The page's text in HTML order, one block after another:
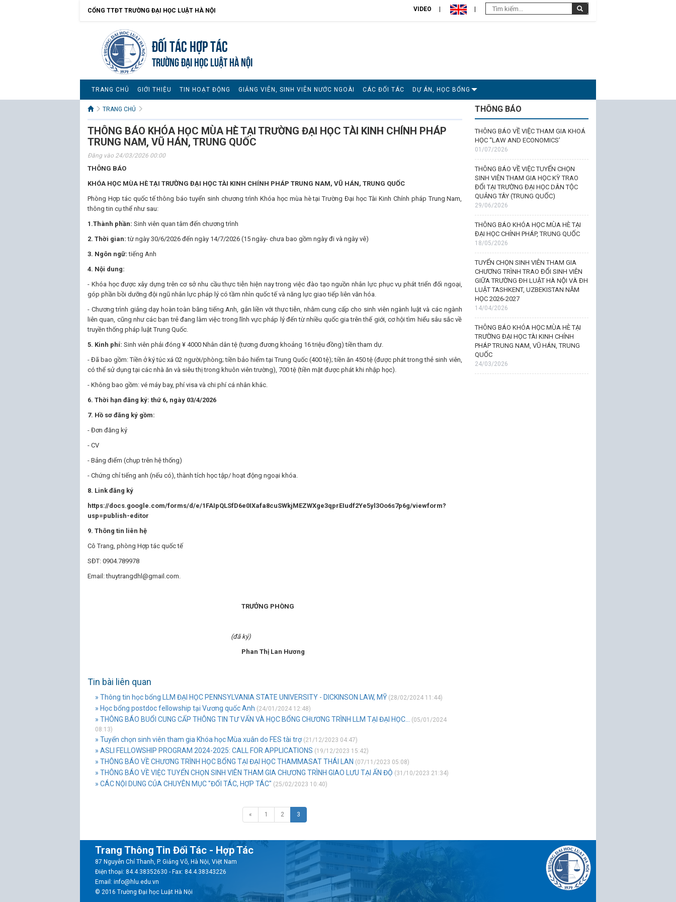
CỔNG TTĐT TRƯỜNG ĐẠI HỌC LUẬT HÀ NỘI VIDEO
Đối tác hợp tác
TRƯỜNG ĐẠI HỌC LUẬT HÀ NỘI
TRANG CHỦ GIỚI THIỆU TIN HOẠT ĐỘNG GIẢNG VIÊN, SINH VIÊN NƯỚC NGOÀI CÁC ĐỐI TÁC DỰ ÁN, HỌC BỔNG
TRANG CHỦ
THÔNG BÁO KHÓA HỌC MÙA HÈ TẠI TRƯỜNG ĐẠI HỌC TÀI KINH CHÍNH PHÁP
TRUNG NAM, VŨ HÁN, TRUNG QUỐC
Đăng vào 24/03/2026 00:00
THÔNG BÁO
KHÓA HỌC MÙA HÈ TẠI TRƯỜNG ĐẠI HỌC TÀI KINH CHÍNH PHÁP TRUNG NAM, VŨ HÁN, TRUNG QUỐC
Phòng Hợp tác quốc tế thông báo tuyển sinh chương trình Khóa học mùa hè tại Trường Đại học Tài Kinh Chính pháp Trung Nam,
thông tin cụ thể như sau:
1.Thành phần: Sinh viên quan tâm đến chương trình
2. Thời gian:từ ngày 30/6/2026 đến ngày 14/7/2026 (15 ngày- chưa bao gồm ngày đi và ngày vê)
3. Ngôn ngữ:tiếng Anh
4. Nội dung:
- Khóa học được xây dựng trên cơ sở nhu cầu thực tiễn hiện nay trong việc đào tạo nguồn nhân lực phục vụ phát triển đối ngoại,
góp phần bồi dưỡng đội ngũ nhân lực pháp lý có tầm nhìn quốc tế và năng lực giao tiếp liên văn hóa.
- Chương trình giảng dạy hoàn toàn bằng tiếng Anh, gắn liền với thực tiễn, nhằm cung cấp cho sinh viên ngành luật và các ngành
liên quan, cũng như các bạn trẻ đang làm việc trong lĩnh vực pháp lý đến từ nhiều quốc gia trên thế giới, cơ hội tìm hiểu sâu sắc về
truyền thống pháp luật Trung Quốc.
5. Kinh phí: Sinh viên phải đóng ¥ 4000 Nhân dân tệ (tương đương khoảng 16 triệu đồng) tiền tham dự.
- Đã bao gồm: Tiền ở ký túc xá 02 người/phòng; tiền bảo hiểm tại Trung Quốc (400 tệ); tiền ăn 450 tệ (được phát trong thẻ sinh viên,
có thể sử dụng tại các nhà ăn và siêu thị trong khuôn viên trường), 700 tệ (tiền mặt được phát khi nhập học).
- Không bao gồm: vé máy bay, phí visa và chi phí cá nhân khác.
6. Thời hạn đăng ký: thứ 6, ngày 03/4/2026
7. Hồ sơ đăng ký gồm:
- Đơn đăng ký
- CV
- Bảng điểm (chụp trên hệ thống)
- Chứng chỉ tiếng anh (nếu có), thành tích học tập/ hoạt động ngoại khóa.
8. Link đăng ký
https://docs.google.com/forms/d/e/1FAIpQLSfD6e0IXafa8cuSWkjMEZWXge3qprEIudf2Ye5yl3Oo6s7p6g/viewform?
usp=publish-editor
9. Thông tin liên hệ
Cô Trang, phòng Hợp tác quốc tế
SĐT: 0904.789978
Email: thuytrangdhl@gmail.com.
TRƯỞNG PHÒNG
(đã ký)
Phan Thị Lan Hương
Tin bài liên quan
» Thông tin học bổng LLM ĐẠI HỌC PENNSYLVANIA STATE UNIVERSITY - DICKINSON LAW, MỸ (28/02/2024 11:44)
» Học bổng postdoc fellowship tại Vương quốc Anh (24/01/2024 12:48)
» THÔNG BÁO BUỔI CUNG CẤP THÔNG TIN TƯ VẤN VÀ HỌC BỔNG CHƯƠNG TRÌNH LLM TẠI ĐẠI HỌC...
(05/01/2024
08:13)
» Tuyển chọn sinh viên tham gia Khóa học Mùa xuân do FES tài trợ(21/12/2023 04:47)
» ASLI FELLOWSHIP PROGRAM 2024-2025: CALL FOR APPLICATIONS (19/12/2023 15:42)
» THÔNG BÁO VỀ CHƯƠNG TRÌNH HỌC BỔNG TẠI ĐẠI HỌC THAMMASAT THÁI LAN (07/11/2023 05:08)
» THÔNG BÁO VỀ VIỆC TUYỂN CHỌN SINH VIÊN THAM GIA CHƯƠNG TRÌNH GIAO LƯU TẠI ẤN ĐỘ (31/10/2023 21:34)
» CÁC NỘI DUNG CỦA CHUYÊN MỤC "ĐỐI TÁC, HỢP TÁC" (25/02/2023 10:40)
« 1 2 3
THÔNG BÁO
THÔNG BÁO VỀ VIỆC THAM GIA KHOÁ
HỌC “LAW AND ECONOMICS’
01/07/2026
THÔNG BÁO VỀ VIỆC TUYỂN CHỌN
SINH VIÊN THAM GIA HỌC KỲ TRAO
ĐỔI TẠI TRƯỜNG ĐẠI HỌC DÂN TỘC
QUẢNG TÂY (TRUNG QUỐC)
29/06/2026
THÔNG BÁO KHÓA HỌC MÙA HÈ TẠI
ĐẠI HỌC CHÍNH PHÁP, TRUNG QUỐC
18/05/2026
TUYỂN CHỌN SINH VIÊN THAM GIA
CHƯƠNG TRÌNH TRAO ĐỔI SINH VIÊN
GIỮA TRƯỜNG ĐH LUẬT HÀ NỘI VÀ ĐH
LUẬT TASHKENT, UZBEKISTAN NĂM
HỌC 2026-2027
14/04/2026
THÔNG BÁO KHÓA HỌC MÙA HÈ TẠI
TRƯỜNG ĐẠI HỌC TÀI KINH CHÍNH
PHÁP TRUNG NAM, VŨ HÁN, TRUNG
QUỐC
24/03/2026
Trang Thông Tin Đối Tác - Hợp Tác
87 Nguyễn Chí Thanh, P. Giảng Võ, Hà Nội, Việt Nam
Điện thoại: 84.4.38352630 - Fax: 84.4.38343226
Email: info@hlu.edu.vn
© 2016 Trường Đại học Luật Hà Nội